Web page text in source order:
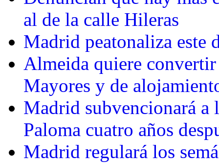
al de la calle Hileras
Madrid peatonaliza
Almeida quiere convertir
Mayores y de
Madrid subvencionará a
Paloma cuatro años
Madrid regulará los